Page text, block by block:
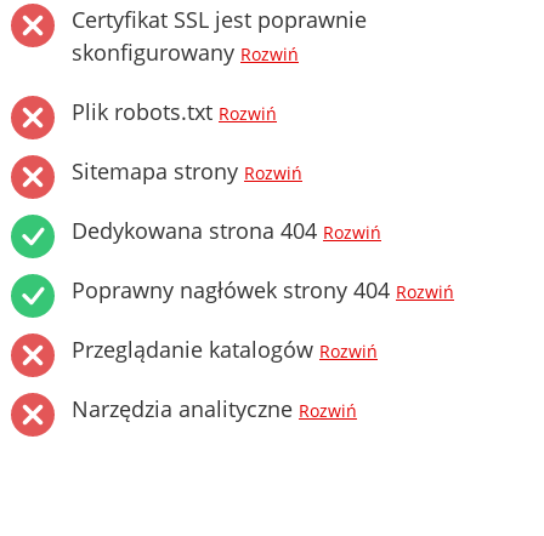
Certyfikat SSL jest poprawnie
skonfigurowany Rozwiń
Plik robots.txt Rozwiń
Sitemapa strony Rozwiń
Dedykowana strona 404 Rozwiń
Poprawny nagłówek strony 404 Rozwiń
Przeglądanie katalogów Rozwiń
Narzędzia analityczne Rozwiń